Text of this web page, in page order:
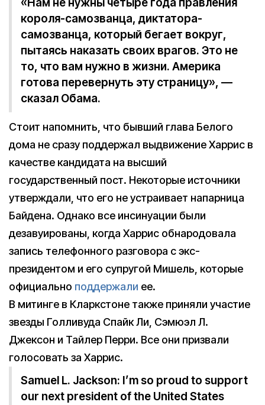
«Нам не нужны четыре года правления
короля-самозванца, диктатора-
самозванца, который бегает вокруг,
пытаясь наказать своих врагов. Это не
то, что вам нужно в жизни. Америка
готова перевернуть эту страницу», —
сказал Обама.
Стоит напомнить, что бывший глава Белого
дома не сразу поддержал выдвижение Харрис в
качестве кандидата на высший
государственный пост. Некоторые источники
утверждали, что его не устраивает напарница
Байдена. Однако все инсинуации были
дезавуированы, когда Харрис обнародовала
запись телефонного разговора с экс-
президентом и его супругой Мишель, которые
официально поддержали ее.
В митинге в Кларкстоне также приняли участие
звезды Голливуда Спайк Ли, Сэмюэл Л.
Джексон и Тайлер Перри. Все они призвали
голосовать за Харрис.
Samuel L. Jackson: I’m so proud to support
our next president of the United States